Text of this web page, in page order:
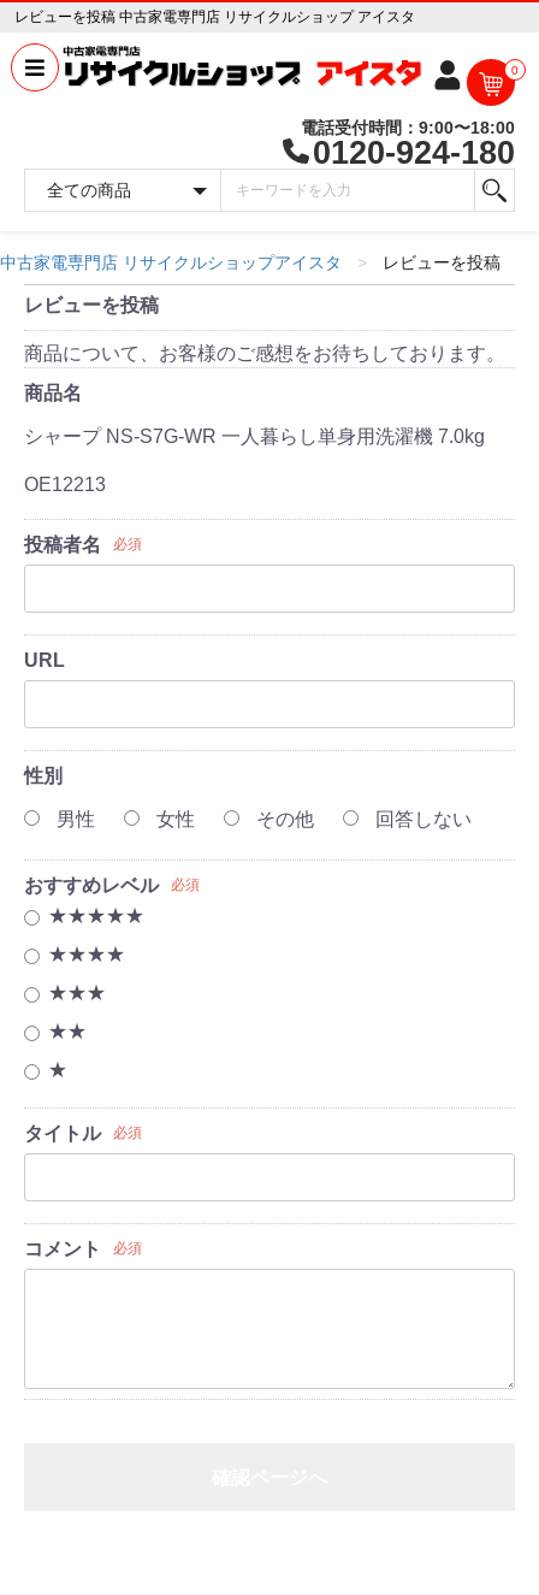
レビューを投稿 中古家電専門店 リサイクルショップ アイスタ
0
電話受付時間：9:00〜18:00
0120-924-180
中古家電専門店 リサイクルショップアイスタ レビューを投稿
レビューを投稿
商品について、お客様のご感想をお待ちしております。
商品名
シャープ NS-S7G-WR 一人暮らし単身用洗濯機 7.0kg
OE12213
投稿者名 必須
URL
性別
男性 女性 その他 回答しない
おすすめレベル 必須
★★★★★
★★★★
★★★
★★
★
タイトル 必須
コメント 必須